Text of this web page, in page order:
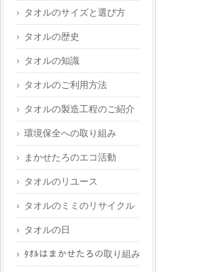
タオルのサイズと選び方
タオルの歴史
タオルの知識
タオルのご利用方法
タオルの製造工程のご紹介
環境保全への取り組み
まかせたろのエコ活動
タオルのリユース
タオルのミミのリサイクル
タオルの日
ﾀｵﾙはまかせたろの取り組み